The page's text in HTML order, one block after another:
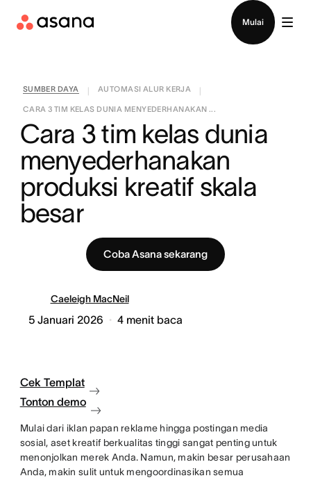
Mulai
SUMBER DAYA AUTOMASI ALUR KERJA
CARA 3 TIM KELAS DUNIA MENYEDERHANAKAN ...
Cara 3 tim kelas dunia
menyederhanakan
produksi kreatif skala
besar
Coba Asana sekarang
Caeleigh MacNeil
5 Januari 2026 4 menit baca
Cek Templat
Tonton demo
Mulai dari iklan papan reklame hingga postingan media
sosial, aset kreatif berkualitas tinggi sangat penting untuk
menonjolkan merek Anda. Namun, makin besar perusahaan
Anda, makin sulit untuk mengoordinasikan semua